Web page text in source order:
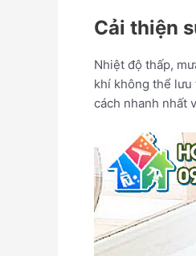
Cải thiện
Nhiệt độ thấp,
khí không thể lưu
cách nhanh nhất